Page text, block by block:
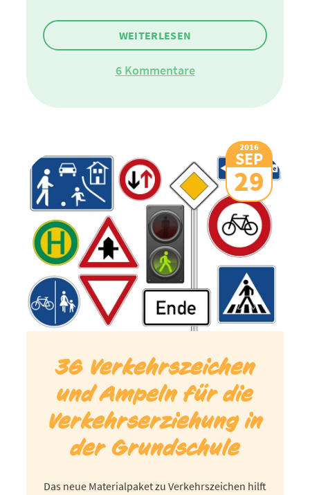
WEITERLESEN
6 Kommentare
2016
SEP
29
36 Verkehrszeichen
und Ampeln für die
Verkehrserziehung in
der Grundschule
Das neue Materialpaket zu Verkehrszeichen hilft